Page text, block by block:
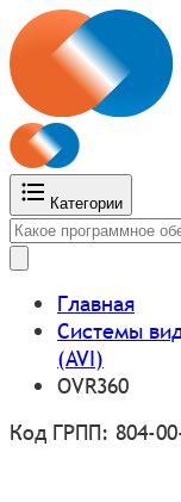
Категории
Главная
Системы
(AVI)
OVR360
Код ГРПП: 804-